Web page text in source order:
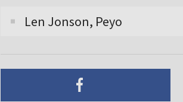
Len Jonson, Peyo